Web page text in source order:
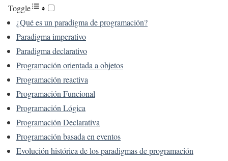
Toggle
¿Qué es un paradigma de programación?
Paradigma imperativo
Paradigma declarativo
Programación orientada a objetos
Programación reactiva
Programación Funcional
Programación Lógica
Programación Declarativa
Programación basada en eventos
Evolución histórica de los paradigmas de programación